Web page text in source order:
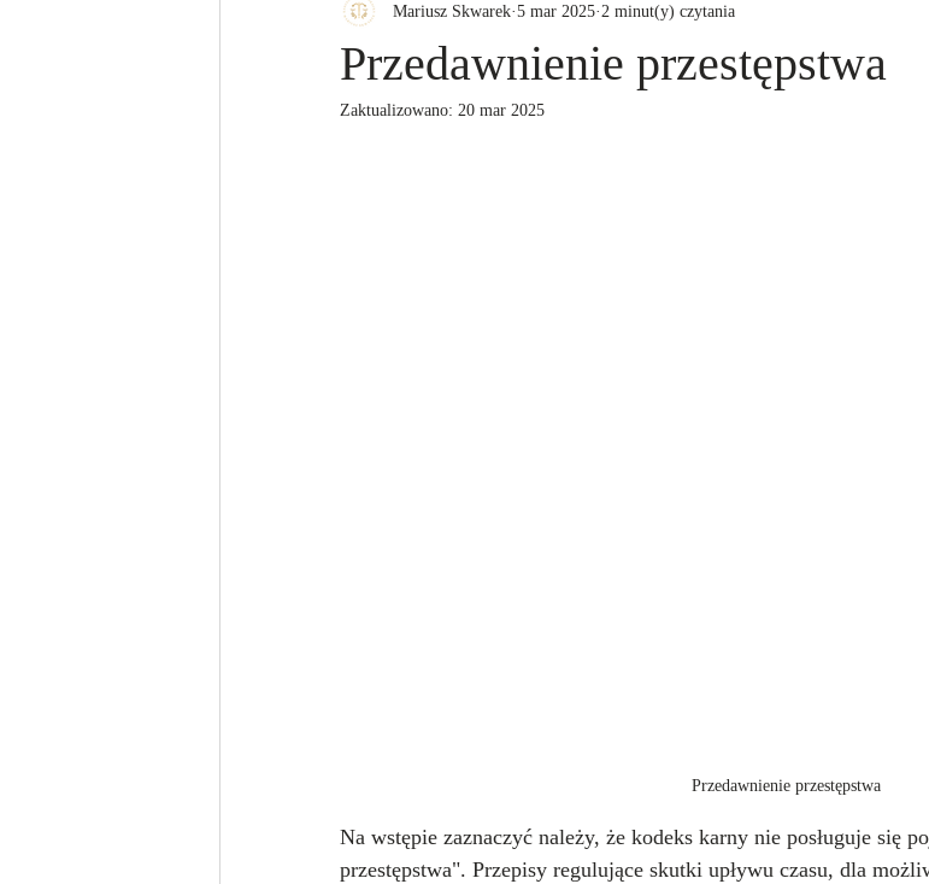
Nieruchomości Aktualności
Przedawnienie przestępstwa
Mariusz Skwarek 5 mar 2025 2 minut(y) czytania
Zaktualizowano: 20 mar 2025
Przedawnienie przestępstwa
Na wstępie zaznaczyć należy, że kodeks karny nie posługuje się
przestępstwa". Przepisy regulujące skutki upływu czasu, dla